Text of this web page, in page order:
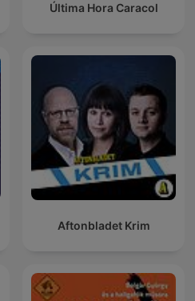
Última Hora Caracol
Aftonbladet Krim